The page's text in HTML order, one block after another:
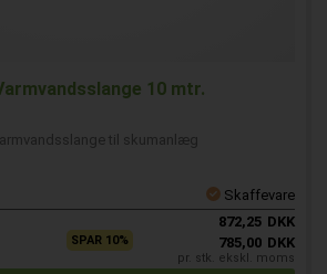
10 mtr.
til skumanlæg
Skaffevare
872,25 DKK
SPAR 10% 785,00 DKK
pr. stk. ekskl. moms